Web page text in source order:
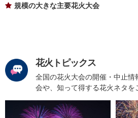
規模の大きな主要花火大会
花火トピックス
全国の花火大会の開催・中止
会や、知って得する花火ネタを